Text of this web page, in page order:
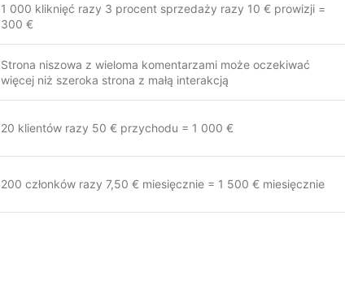
1 000 kliknięć razy 3 procent sprzedaży razy 10 € prowizji =
300 €
Strona niszowa z wieloma komentarzami może oczekiwać
więcej niż szeroka strona z małą interakcją
20 klientów razy 50 € przychodu = 1 000 €
200 członków razy 7,50 € miesięcznie = 1 500 € miesięcznie